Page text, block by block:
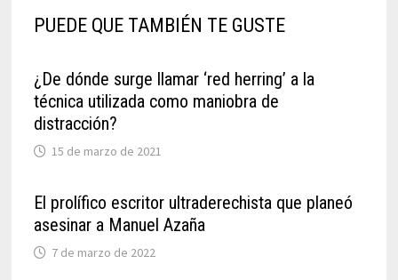
PUEDE QUE TAMBIÉN TE GUSTE
¿De dónde surge llamar ‘red herring’ a la
técnica utilizada como maniobra de
distracción?
15 de marzo de 2021
El prolífico escritor ultraderechista que planeó
asesinar a Manuel Azaña
7 de marzo de 2022